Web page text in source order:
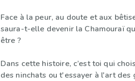
Face à la peur, au doute et aux
saura-t-elle devenir la Chamouraï
être ?
Dans cette histoire, c’est toi qui
des ninchats ou t'essayer à l'art des